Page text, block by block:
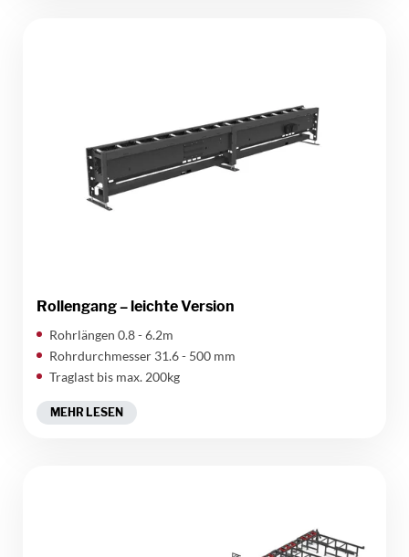
Rollengang – leichte Version
Rohrlängen 0.8 - 6.2m
Rohrdurchmesser 31.6 - 500 mm
Traglast bis max. 200kg
MEHR LESEN